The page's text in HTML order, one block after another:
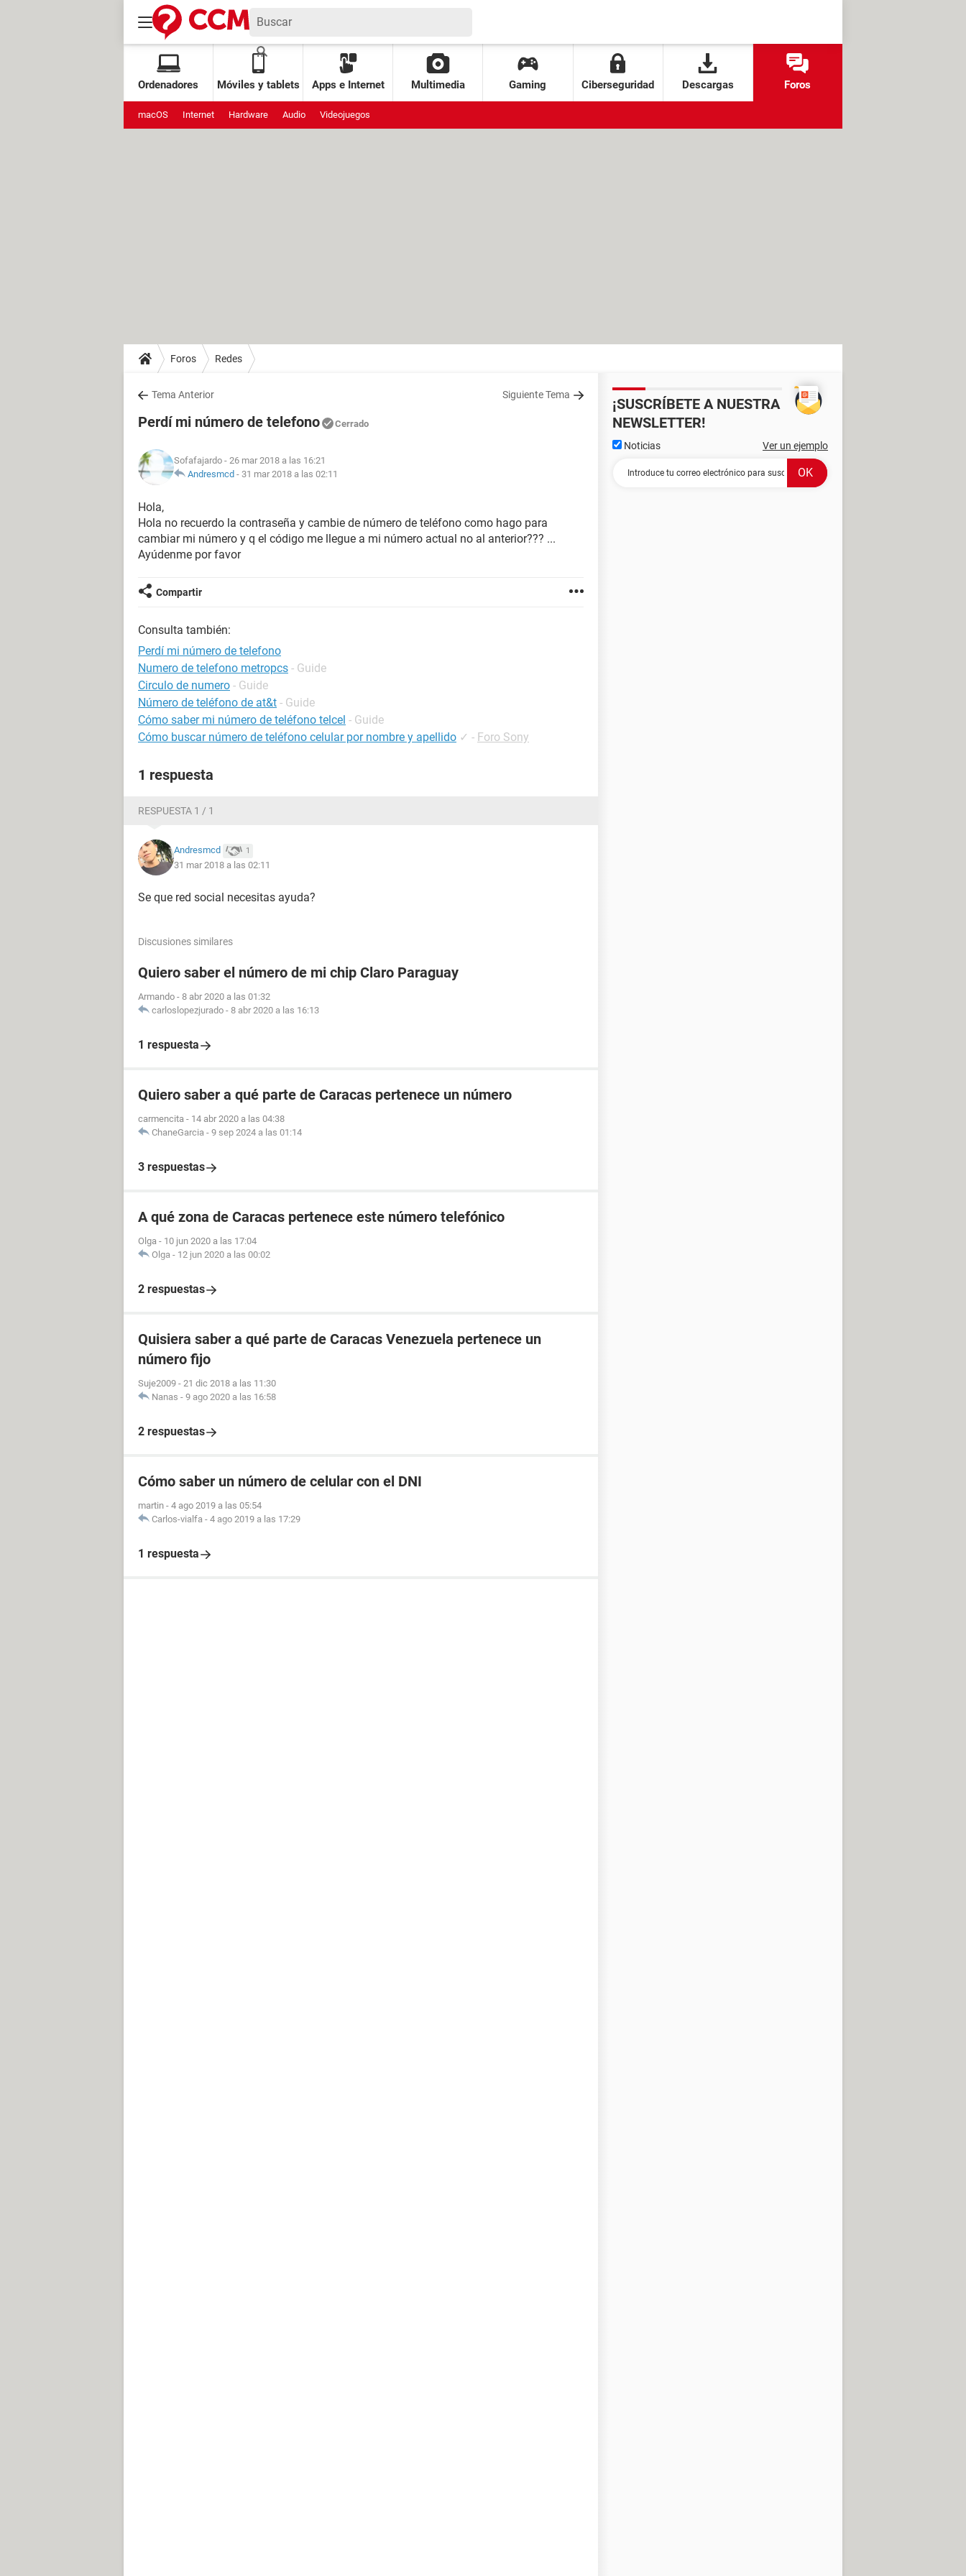
Ordenadores Móviles y tablets Apps e Internet Multimedia Gaming Ciberseguridad Descargas Foros
macOS Internet Hardware Audio Videojuegos
Foros Redes
Tema Anterior Siguiente Tema
Perdí mi número de telefono Cerrado
Sofafajardo - 26 mar 2018 a las 16:21
Andresmcd - 31 mar 2018 a las 02:11
Hola,
Hola no recuerdo la contraseña y cambie de número de teléfono como hago para
cambiar mi número y q el código me llegue a mi número actual no al anterior??? ...
Ayúdenme por favor
Compartir
Consulta también:
Perdí mi número de telefono
Numero de telefono metropcs - Guide
Circulo de numero - Guide
Número de teléfono de at&t - Guide
Cómo saber mi número de teléfono telcel - Guide
Cómo buscar número de teléfono celular por nombre y apellido ✓ - Foro Sony
1 respuesta
RESPUESTA 1 / 1
Andresmcd 1
31 mar 2018 a las 02:11
Se que red social necesitas ayuda?
Discusiones similares
Quiero saber el número de mi chip Claro Paraguay
Armando - 8 abr 2020 a las 01:32
carloslopezjurado - 8 abr 2020 a las 16:13
1 respuesta
Quiero saber a qué parte de Caracas pertenece un número
carmencita - 14 abr 2020 a las 04:38
ChaneGarcia - 9 sep 2024 a las 01:14
3 respuestas
A qué zona de Caracas pertenece este número telefónico
Olga - 10 jun 2020 a las 17:04
Olga - 12 jun 2020 a las 00:02
2 respuestas
Quisiera saber a qué parte de Caracas Venezuela pertenece un
número fijo
Suje2009 - 21 dic 2018 a las 11:30
Nanas - 9 ago 2020 a las 16:58
2 respuestas
Cómo saber un número de celular con el DNI
martin - 4 ago 2019 a las 05:54
Carlos-vialfa - 4 ago 2019 a las 17:29
1 respuesta
¡SUSCRÍBETE A NUESTRA
NEWSLETTER!
Noticias Ver un ejemplo